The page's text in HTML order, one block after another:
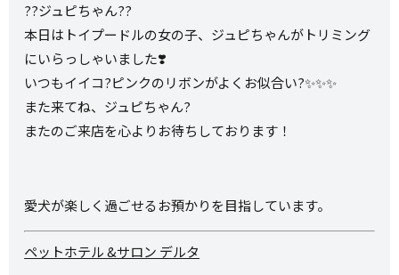
??ジュピちゃん??
本日はトイプードルの女の子、ジュピちゃんがトリミング
にいらっしゃいました❣️
いつもイイコ?ピンクのリボンがよくお似合い?✨✨✨
また来てね、ジュピちゃん?
またのご来店を心よりお待ちしております！
愛犬が楽しく過ごせるお預かりを目指しています。
ペットホテル &サロン デルタ